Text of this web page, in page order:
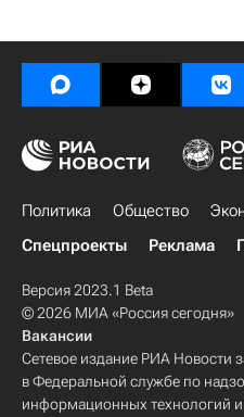
Политика Общество
Спецпроекты
Реклама
Версия 2023.1 Beta
© 2026 МИА «Россия сегодня»
Вакансии
Сетевое издание РИА Новости
в Федеральной службе по
информационных технологий